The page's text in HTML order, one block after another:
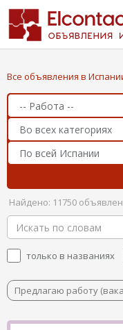
Все объявления в
Найдено: 11750
только в названиях
Предлагаю работу